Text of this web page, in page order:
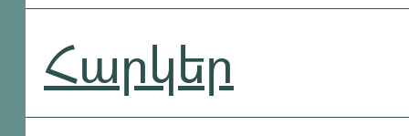
Հարկեր